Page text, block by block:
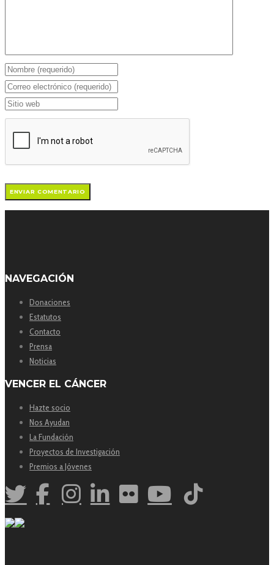
NAVEGACIÓN
Donaciones
Estatutos
Contacto
Prensa
Noticias
VENCER EL CÁNCER
Hazte socio
Nos Ayudan
La Fundación
Proyectos de Investigación
Premios a Jóvenes